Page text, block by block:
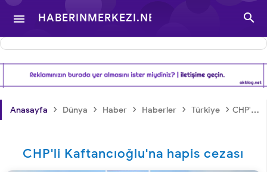
 HABERINMERKEZI.NET
- TÜRKIYE VE DÜNYA
GÜNDEMINDEN

Anasayfa › Dünya › Haber › Haberler › Türkiye › CHP'li Kaftancıoğlu'na hapis cezası
CHP'li Kaftancıoğlu'na hapis cezası